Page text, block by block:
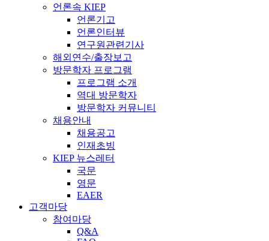
언론속 KIEP
언론기고
언론인터뷰
연구원관련기사
해외연수/출장보고
방문학자 프로그램
프로그램 소개
역대 방문학자
방문학자 커뮤니티
채용안내
채용공고
인재초빙
KIEP 뉴스레터
국문
영문
EAER
고객마당
참여마당
Q&A